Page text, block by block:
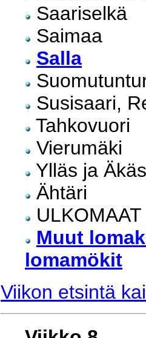
Saariselkä
Saimaa
Salla
Susisaari,
Tahkovuori
Vierumäki
Ylläs ja
Ähtäri
ULKOMAAT
Muut
lomamökit
Viikon etsintä